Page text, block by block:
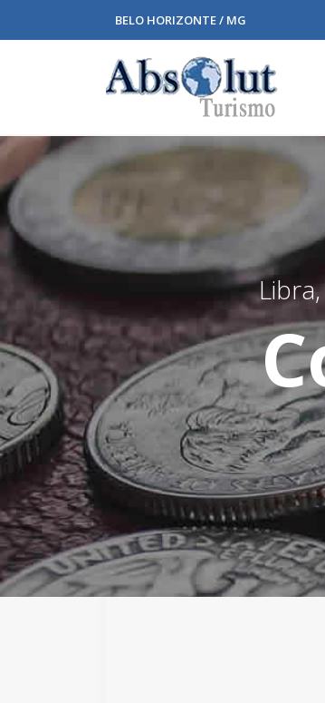
BELO HORIZONTE / MG